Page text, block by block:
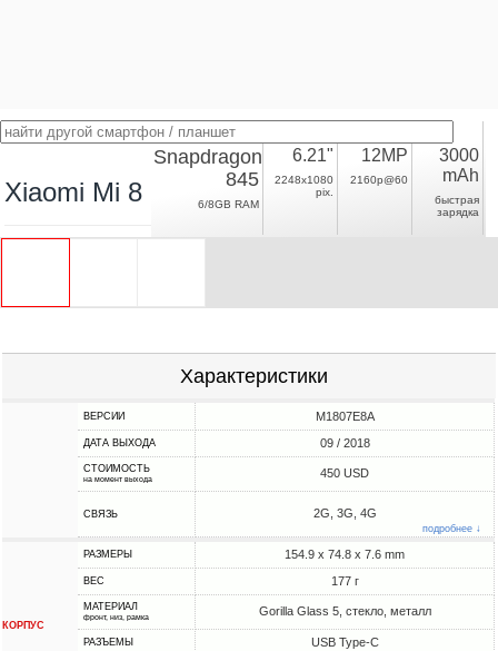
Xiaomi Mi 8 Pro
Snapdragon
845
6/8GB RAM
6.21"
2248x1080
pix.
12MP
2160p@60
3000
mAh
быстрая
зарядка
Характеристики
ВЕРСИИ M1807E8A
ДАТА ВЫХОДА 09 / 2018
СТОИМОСТЬ
на момент выхода 450 USD
СВЯЗЬ 2G, 3G, 4G
подробнее ↓
КОРПУС
РАЗМЕРЫ 154.9 x 74.8 x 7.6 mm
ВЕС 177 г
МАТЕРИАЛ
фронт, низ, рамка Gorilla Glass 5, стекло, металл
РАЗЪЕМЫ USB Type-C